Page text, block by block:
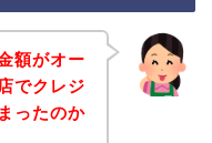
額がオー
でクレジ
ったのか